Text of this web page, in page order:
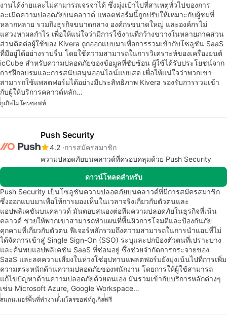
งานได้ง่ายและไม่สามารถเจรจาได้ ซึ่งมุ่งเป้าไปที่สาเหตุทั่วไปของการ
ละเมิดความปลอดภัยบนคลาวด์ แพลตฟอร์มนี้ถูกปรับให้เหมาะกับผู้ชมที่
หลากหลาย รวมถึงธุรกิจขนาดกลาง องค์กรขนาดใหญ่ และองค์กรไม่
แสวงหาผลกำไร เพื่อให้แน่ใจว่ามีการใช้งานที่กว้างขวางในหลายภาคส่วน
ส่วนติดต่อผู้ใช้ของ Kivera ถูกออกแบบมาเพื่อการรวมเข้ากับโซลูชัน SaaS
ที่มีอยู่ได้อย่างราบรื่น โดยใช้ความสามารถในการวิเคราะห์ของเครื่องยนต์
icCube สำหรับความปลอดภัยของข้อมูลที่ซับซ้อน ผู้ใช้ได้รับประโยชน์จาก
การฝึกอบรมและการสนับสนุนออนไลน์แบบสด เพื่อให้แน่ใจว่าพวกเขา
สามารถใช้แพลตฟอร์มได้อย่างมีประสิทธิภาพ Kivera รองรับการรวมเข้า
กับผู้ให้บริการคลาวด์หลัก…
กูเกิลไมโครซอฟท์
Push Security
4.2 การสมัครสมาชิก
ความปลอดภัยบนคลาวด์ที่ครอบคลุมด้วย Push Security
ดาวน์โหลดสำหรับ
Push Security เป็นโซลูชันความปลอดภัยบนคลาวด์ที่มีการสมัครสมาชิก
ซึ่งออกแบบมาเพื่อให้การมองเห็นในเวลาจริงเกี่ยวกับตัวตนและ
แอปพลิเคชันบนคลาวด์ มันตอบสนองต่อทีมความปลอดภัยในธุรกิจที่เน้น
คลาวด์ ช่วยให้พวกเขาสามารถทำแผนที่พื้นผิวการโจมตีและป้องกันภัย
คุกคามที่เกี่ยวกับตัวตน ฟีเจอร์หลักรวมถึงความสามารถในการนำแอปที่ไม่
ได้จัดการเข้าสู่ Single Sign-On (SSO) ระบุและปกป้องตัวตนที่เปราะบาง
และค้นพบแอปพลิเคชัน SaaS ที่ซ่อนอยู่ ซึ่งช่วยจำกัดการกระจายของ
SaaS และลดความเสี่ยงในห่วงโซ่อุปทานแพลตฟอร์มยังมุ่งเน้นไปที่การเพิ่ม
ความตระหนักด้านความปลอดภัยของพนักงาน โดยการให้ผู้ใช้สามารถ
แก้ไขปัญหาด้านความปลอดภัยด้วยตนเอง มันรวมเข้ากับบริการหลักต่างๆ
เช่น Microsoft Azure, Google Workspace…
สแกนเนอร์พื้นที่ทำงานไมโครซอฟท์กูเกิลฟรี